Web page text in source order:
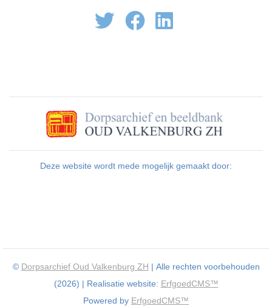
Deze website wordt mede mogelijk gemaakt door:
© Dorpsarchief Oud Valkenburg ZH | Alle rechten voorbehouden
(2026) | Realisatie website: ErfgoedCMS™
Powered by ErfgoedCMS™